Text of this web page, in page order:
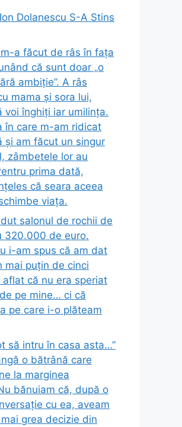
Dolanescu S-A Stins
a făcut de râs în fața
că sunt doar „o
ambiție”. A râs
mama și sora lui,
voi înghiți iar umilința.
în care m-am ridicat
și am făcut un singur
zâmbetele lor au
prima dată,
că seara aceea
viața.
salonul de rochii de
320.000 de euro.
i-am spus că am dat
mai puțin de cinci
aflat că nu era speriat
pe mine… ci că
pe care i-o plăteam
să intru în casa asta…”
o bătrână care
la marginea
bănuiam că, după o
cu ea, aveam
grea decizie din